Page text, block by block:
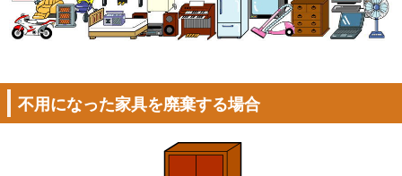
不用になった家具を廃棄する場合